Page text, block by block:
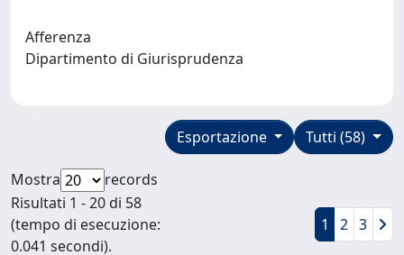
Afferenza
Dipartimento di Giurisprudenza
Tutti (58)
Esportazione
Mostra
records
Risultati 1 - 20 di 58
(tempo di esecuzione:
0.041 secondi).
1 2 3